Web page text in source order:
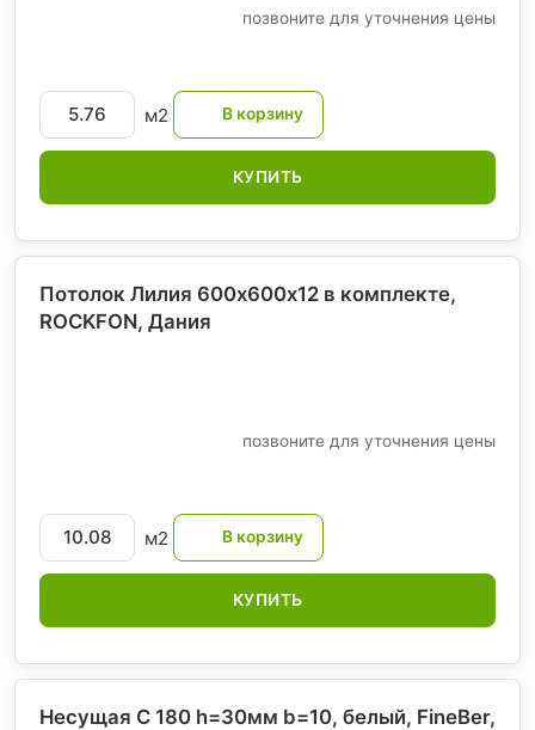
позвоните для уточнения цены
м2
КУПИТЬ
Потолок Лилия 600х600х12 в комплекте,
ROCKFON, Дания
позвоните для уточнения цены
м2
КУПИТЬ
Несущая С 180 h=30мм b=10, белый, FineBer,